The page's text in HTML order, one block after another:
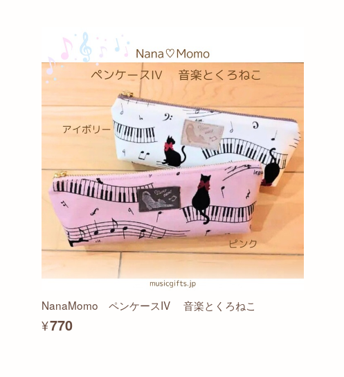
NanaMomo ペンケースIV 音楽とくろねこ
¥770